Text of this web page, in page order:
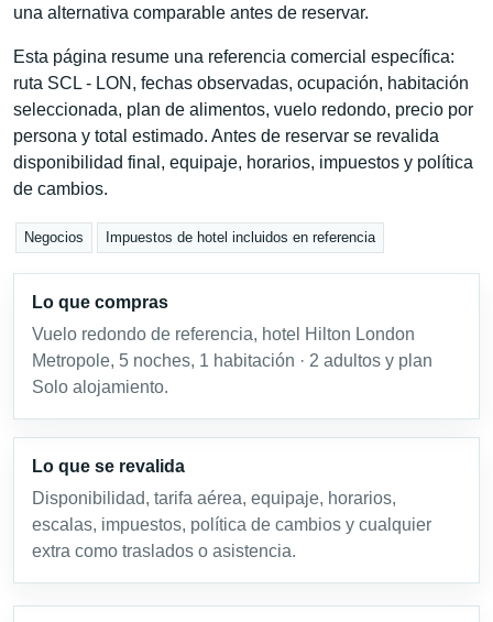
una alternativa comparable antes de reservar.
Esta página resume una referencia comercial específica:
ruta SCL - LON, fechas observadas, ocupación, habitación
seleccionada, plan de alimentos, vuelo redondo, precio por
persona y total estimado. Antes de reservar se revalida
disponibilidad final, equipaje, horarios, impuestos y política
de cambios.
Negocios Impuestos de hotel incluidos en referencia
Lo que compras
Vuelo redondo de referencia, hotel Hilton London
Metropole, 5 noches, 1 habitación · 2 adultos y plan
Solo alojamiento.
Lo que se revalida
Disponibilidad, tarifa aérea, equipaje, horarios,
escalas, impuestos, política de cambios y cualquier
extra como traslados o asistencia.